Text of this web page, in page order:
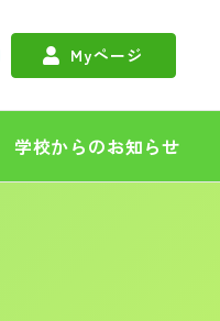
Myページ
学校からのお知らせ